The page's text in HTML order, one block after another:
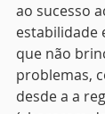
ao sucesso
estabilidade
que não
problemas,
desde a a